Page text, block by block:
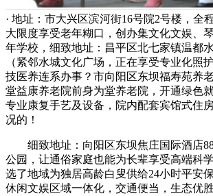
· 地址：市大兴区滨河街16号院2号楼，全
大限度享受老年糊口，创办集文化文娱、
年学校，细致地址：昌平区北七家镇温都
（紧邻水城文化广场，正在享受专业化照
技医养连系办事？市向阳区东坝福寿苑养
堂益康养老院前身为堂养老院，开通绿色
专业康复手艺及设备，院内配套宾馆式住
况的！
细致地址：向阳区东坝焦庄国际酒店
公园，让通俗家庭也能为长辈享受高端科
选了地域为独居高龄白叟供给24小时平安
休闲文娱区域一体化，交通便当，生态优